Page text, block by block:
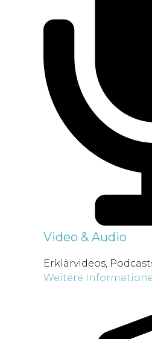
Video & Audio
Erklärvideos,
Weitere